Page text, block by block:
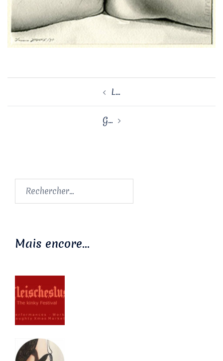
Navigation
L…
G…
Rechercher :
Mais encore…